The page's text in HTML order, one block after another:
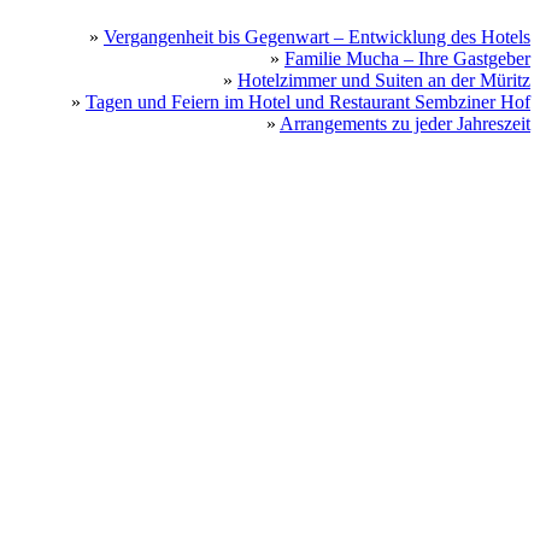
» Vergangenheit bis Gegenwart – Entwicklung des Hotels
» Familie Mucha – Ihre Gastgeber
» Hotelzimmer und Suiten an der Müritz
» Tagen und Feiern im Hotel und Restaurant Sembziner Hof
» Arrangements zu jeder Jahreszeit